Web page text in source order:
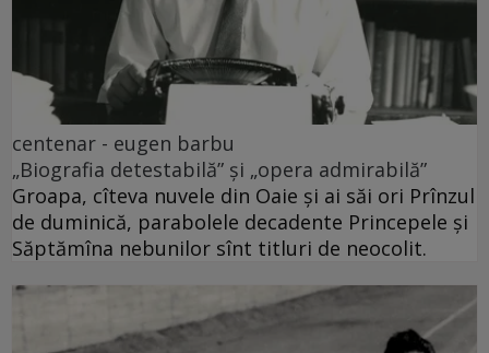
centenar - eugen barbu
„Biografia detestabilă” și „opera admirabilă”
Groapa, cîteva nuvele din Oaie și ai săi ori Prînzul
de duminică, parabolele decadente Princepele și
Săptămîna nebunilor sînt titluri de neocolit.